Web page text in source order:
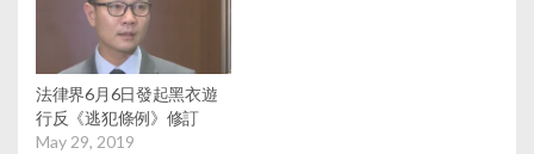
法律界6月6日發起黑衣遊
行反《逃犯條例》修訂
May 29, 2019